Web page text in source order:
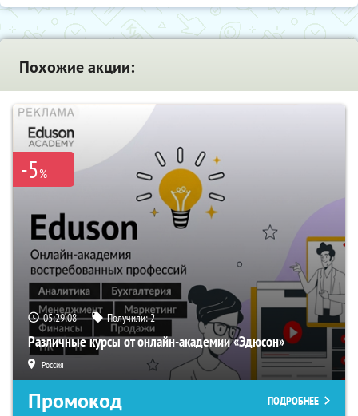
Похожие акции:
-5%
05:29:07 Получили:2
Различные курсы от онлайн-академии «Эдюсон»
Россия
Промокод ПОДРОБНЕЕ